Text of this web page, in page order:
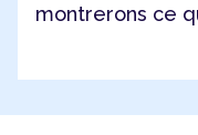
montrerons ce